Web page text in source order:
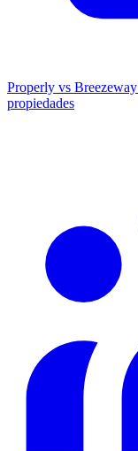
Properly vs Breezeway
propiedades